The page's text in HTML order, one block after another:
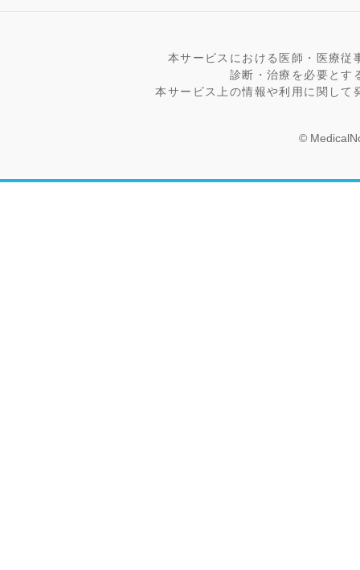
本サービスにおける医師・医療従
診断・治療を必要とす
本サービス上の情報や利用に関し
©